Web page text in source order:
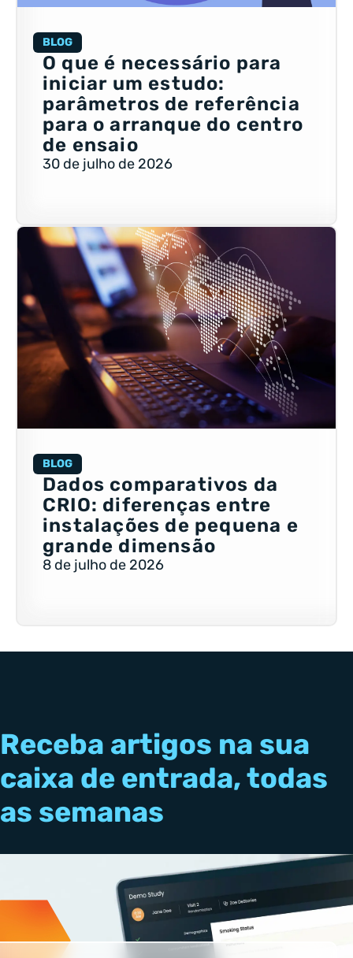
BLOG
O que é necessário para
iniciar um estudo:
parâmetros de referência
para o arranque do centro
de ensaio
30 de julho de 2026
BLOG
Dados comparativos da
CRIO: diferenças entre
instalações de pequena e
grande dimensão
8 de julho de 2026
Receba artigos na sua
caixa de entrada, todas
as semanas